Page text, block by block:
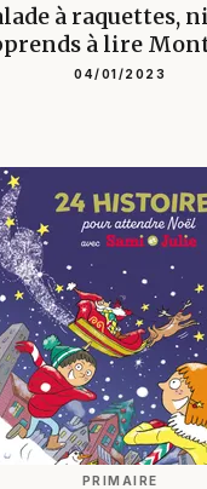
à raquettes,
à lire
04/01/2023
PRIMAIRE